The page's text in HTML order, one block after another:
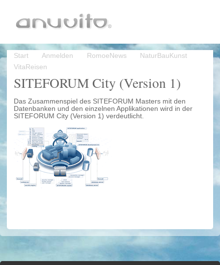
Start Anmelden RomoeNews
NaturBauKunst
VitaReisen
SITEFORUM City (Version 1)
Das Zusammenspiel des SITEFORUM Masters mit den
Datenbanken und den einzelnen Applikationen wird in der
SITEFORUM City (Version 1) verdeutlicht.